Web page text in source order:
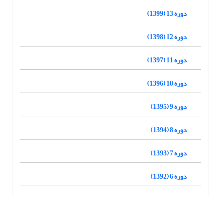
دوره 13 (1399)
دوره 12 (1398)
دوره 11 (1397)
دوره 10 (1396)
دوره 9 (1395)
دوره 8 (1394)
دوره 7 (1393)
دوره 6 (1392)